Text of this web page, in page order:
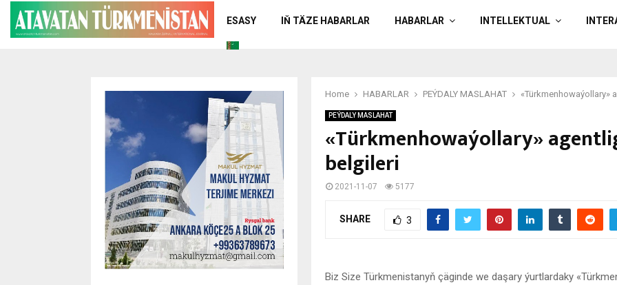
ESASY IŇ TÄZE HABARLAR HABARLAR INTELLEKTUAL
Home HABARLAR PEÝDALY MASLAHAT «Türkmenhowaýollary»
PEÝDALY MASLAHAT
«Türkmenhowaýollary»
belgileri
2021-11-07 5177
SHARE 3
Biz Size Türkmenistanyň çäginde we daşary ýurtlardaky